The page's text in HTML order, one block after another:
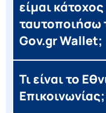
είμαι
ταυτοποιήσω
Gov.gr Wallet;
Τι είναι το
Επικοινωνίας;